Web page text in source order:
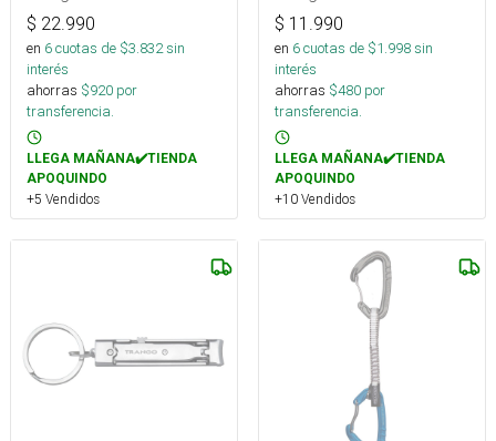
$ 22.990
en 6cuotas de $3.832sin
interés
ahorras $920 por
transferencia.
LLEGA MAÑANA✔️TIENDA
APOQUINDO
+5 Vendidos
$ 11.990
en 6cuotas de $1.998sin
interés
ahorras $480 por
transferencia.
LLEGA MAÑANA✔️TIENDA
APOQUINDO
+10 Vendidos